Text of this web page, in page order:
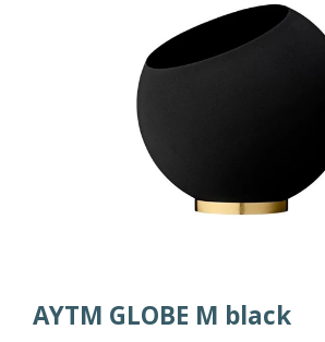
AYTM GLOBE M black